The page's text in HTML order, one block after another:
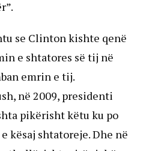
se Clinton kishte qenë
e shtatores së tij në
emrin e tij.
në 2009, presidenti
pikërisht këtu ku po
kësaj shtatoreje. Dhe në